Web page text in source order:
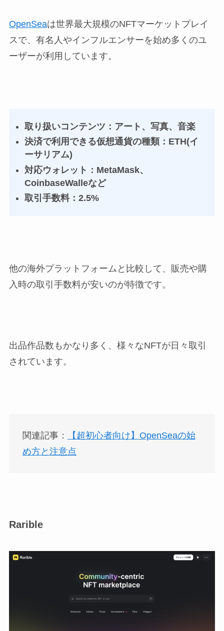
OpenSeaは世界最大規模のNFTマーケットプレイ
スで、有名人やインフルエンサーを始め多くのユ
ーザーが利用しています。
取り扱いコンテンツ：アート、写真、音楽
決済で利用できる仮想通貨の種類：ETH(イ
ーサリアム)
対応ウォレット：MetaMask、
CoinbaseWalleなど
取引手数料：2.5%
他の海外プラットフォームと比較して、販売や購
入時の取引手数料が安いのが特徴です。
出品作品数もかなり多く、様々なNFTが日々取引
されています。
関連記事：
【超初心者向け】OpenSeaの始
め方と注意点
Rarible